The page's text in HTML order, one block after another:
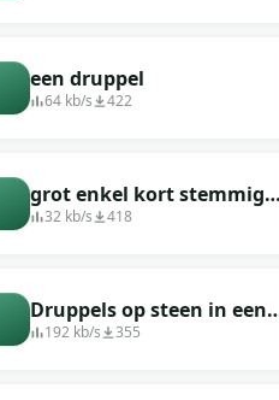
een druppel
64 kb/s 422
grot enkel kort stemmig
ver weg
32 kb/s 418
Druppels op steen in een
grot met echo-effect
192 kb/s 355